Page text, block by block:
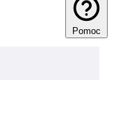
Pomoc